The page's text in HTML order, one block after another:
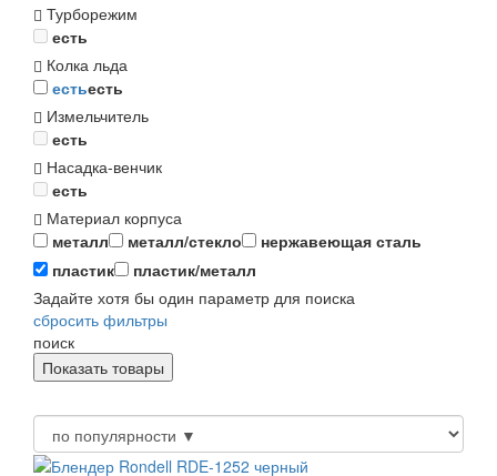
Турборежим
есть
Колка льда
естьесть
Измельчитель
есть
Насадка-венчик
есть
Материал корпуса
металл
металл/стекло
нержавеющая сталь
пластик
пластик/металл
Задайте хотя бы один параметр для поиска
сбросить фильтры
поиск